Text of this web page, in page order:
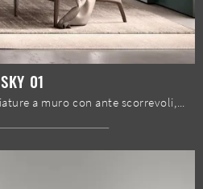
SKY 01
Se sei alla ricerca di armadiature a muro con ante scorrevoli, clicca e scopri l'armadio Sky 01 di Spar in laccato opaco.